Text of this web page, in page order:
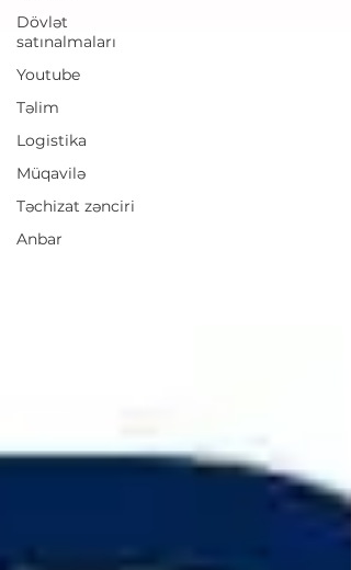
Dövlət
satınalmaları
Youtube
Təlim
Logistika
Müqavilə
Təchizat zənciri
Anbar